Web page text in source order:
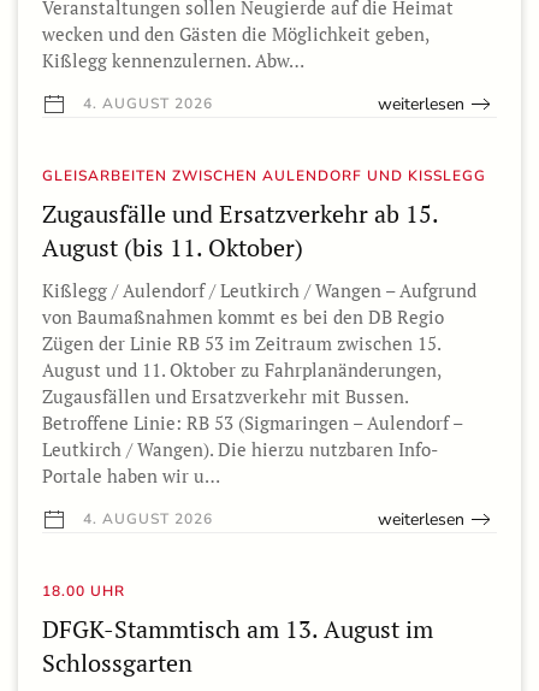
Veranstaltungen sollen Neugierde auf die Heimat
wecken und den Gästen die Möglichkeit geben,
Kißlegg kennenzulernen. Abw…
4. AUGUST 2026 weiterlesen
GLEISARBEITEN ZWISCHEN AULENDORF UND KISSLEGG
Zugausfälle und Ersatzverkehr ab 15.
August (bis 11. Oktober)
Kißlegg / Aulendorf / Leutkirch / Wangen – Aufgrund
von Baumaßnahmen kommt es bei den DB Regio
Zügen der Linie RB 53 im Zeitraum zwischen 15.
August und 11. Oktober zu Fahrplanänderungen,
Zugausfällen und Ersatzverkehr mit Bussen.
Betroffene Linie: RB 53 (Sigmaringen – Aulendorf –
Leutkirch / Wangen). Die hierzu nutzbaren Info-
Portale haben wir u…
4. AUGUST 2026 weiterlesen
18.00 UHR
DFGK-Stammtisch am 13. August im
Schlossgarten